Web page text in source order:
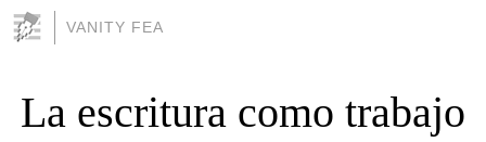
VANITY FEA
La escritura como trabajo